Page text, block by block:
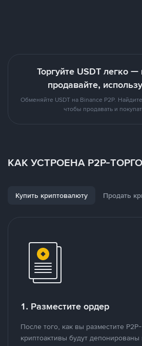
Торгуйте USDT легко —
продавайте,
Обменяйте USDT на Binance P2P.
чтобы продавать и
КАК УСТРОЕНА P2P-
Купить криптовалюту Продать
1. Разместите ордер
После того, как вы разместите
криптоактивы будут депонированы